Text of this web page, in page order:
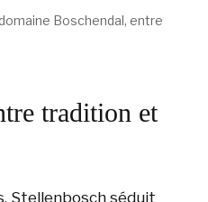
Boschendal, entre
tradition et
Stellenbosch séduit